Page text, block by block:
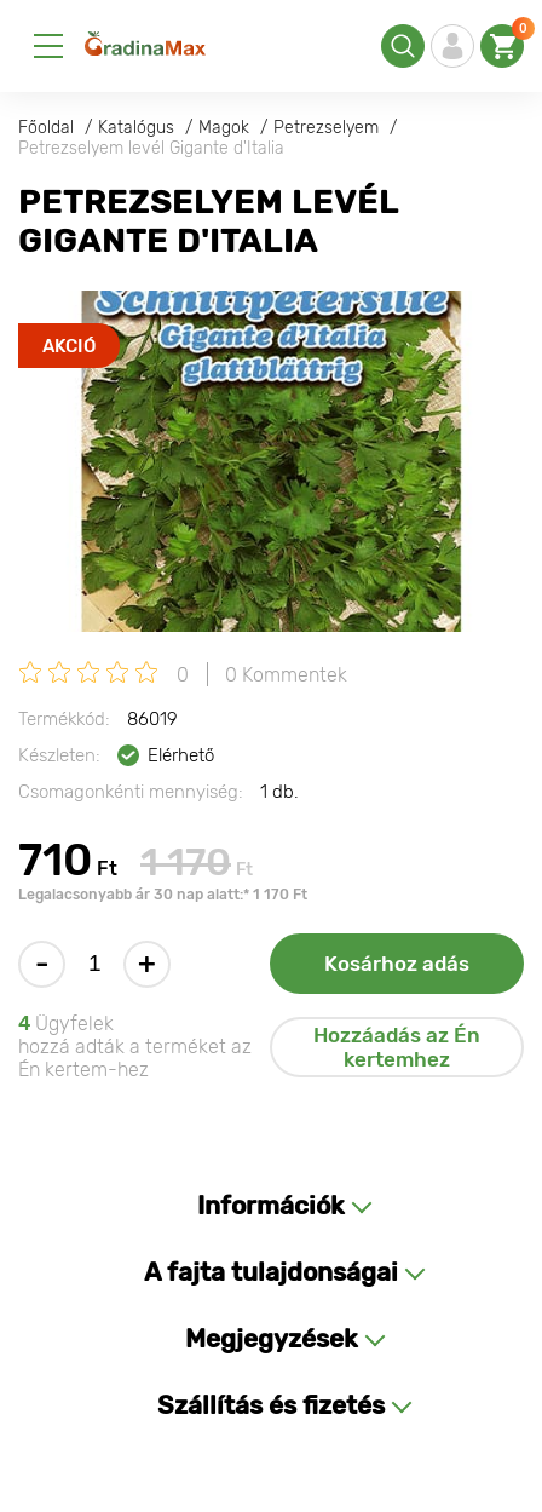
0
Főoldal Katalógus Magok
Petrezselyem
Petrezselyem levél Gigante d'Italia
PETREZSELYEM LEVÉL
GIGANTE D'ITALIA
AKCIÓ
0 0 Kommentek
Termékkód:
86019
Készleten:
Elérhető
Csomagonkénti mennyiség:
1 db.
710 Ft 1 170 Ft
Legalacsonyabb ár 30 nap alatt:* 1 170 Ft
- + Kosárhoz adás
4 Ügyfelek
hozzá adták a terméket az
Én kertem-hez
Hozzáadás az Én
kertemhez
Információk
A fajta tulajdonságai
Megjegyzések
Szállítás és fizetés